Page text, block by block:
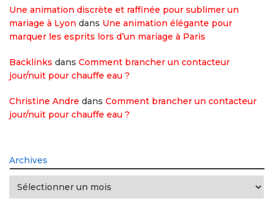
Une animation discrète et raffinée pour sublimer un
mariage à Lyon dans Une animation élégante pour
marquer les esprits lors d’un mariage à Paris
Backlinks dans Comment brancher un contacteur
jour/nuit pour chauffe eau ?
Christine Andre dans Comment brancher un contacteur
jour/nuit pour chauffe eau ?
Archives
Archives